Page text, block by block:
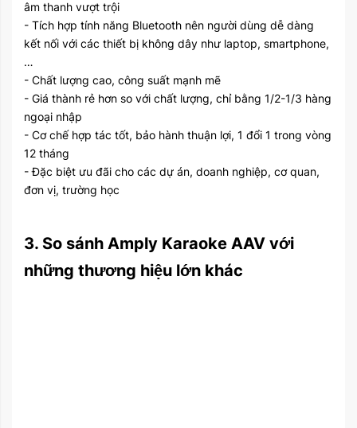
âm thanh vượt trội
- Tích hợp tính năng Bluetooth nên người dùng dễ dàng
kết nối với các thiết bị không dây như laptop, smartphone,
…
- Chất lượng cao, công suất mạnh mẽ
- Giá thành rẻ hơn so với chất lượng, chỉ bằng 1/2-1/3 hàng
ngoại nhập
- Cơ chế hợp tác tốt, bảo hành thuận lợi, 1 đổi 1 trong vòng
12 tháng
- Đặc biệt ưu đãi cho các dự án, doanh nghiệp, cơ quan,
đơn vị, trường học
3. So sánh Amply Karaoke AAV với
những thương hiệu lớn khác